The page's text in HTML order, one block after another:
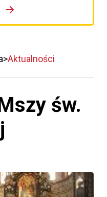
Przejdź do następnego
Aktualności
św.